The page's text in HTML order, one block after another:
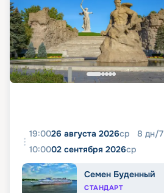
19:0026 августа 2026ср 8 дн/7
10:0002 сентября 2026ср
Семен Буденный
СТАНДАРТ